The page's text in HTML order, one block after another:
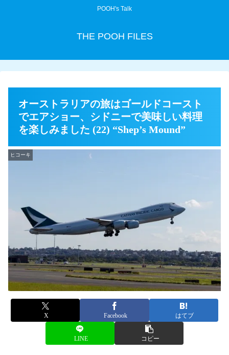
POOH's Talk
THE POOH FILES
オーストラリアの旅はゴールドコースト
でエアショー、シドニーで美味しい料理
を楽しみました (22) “Shep’s Mound”
ヒコーキ
X Facebook はてブ
LINE コピー